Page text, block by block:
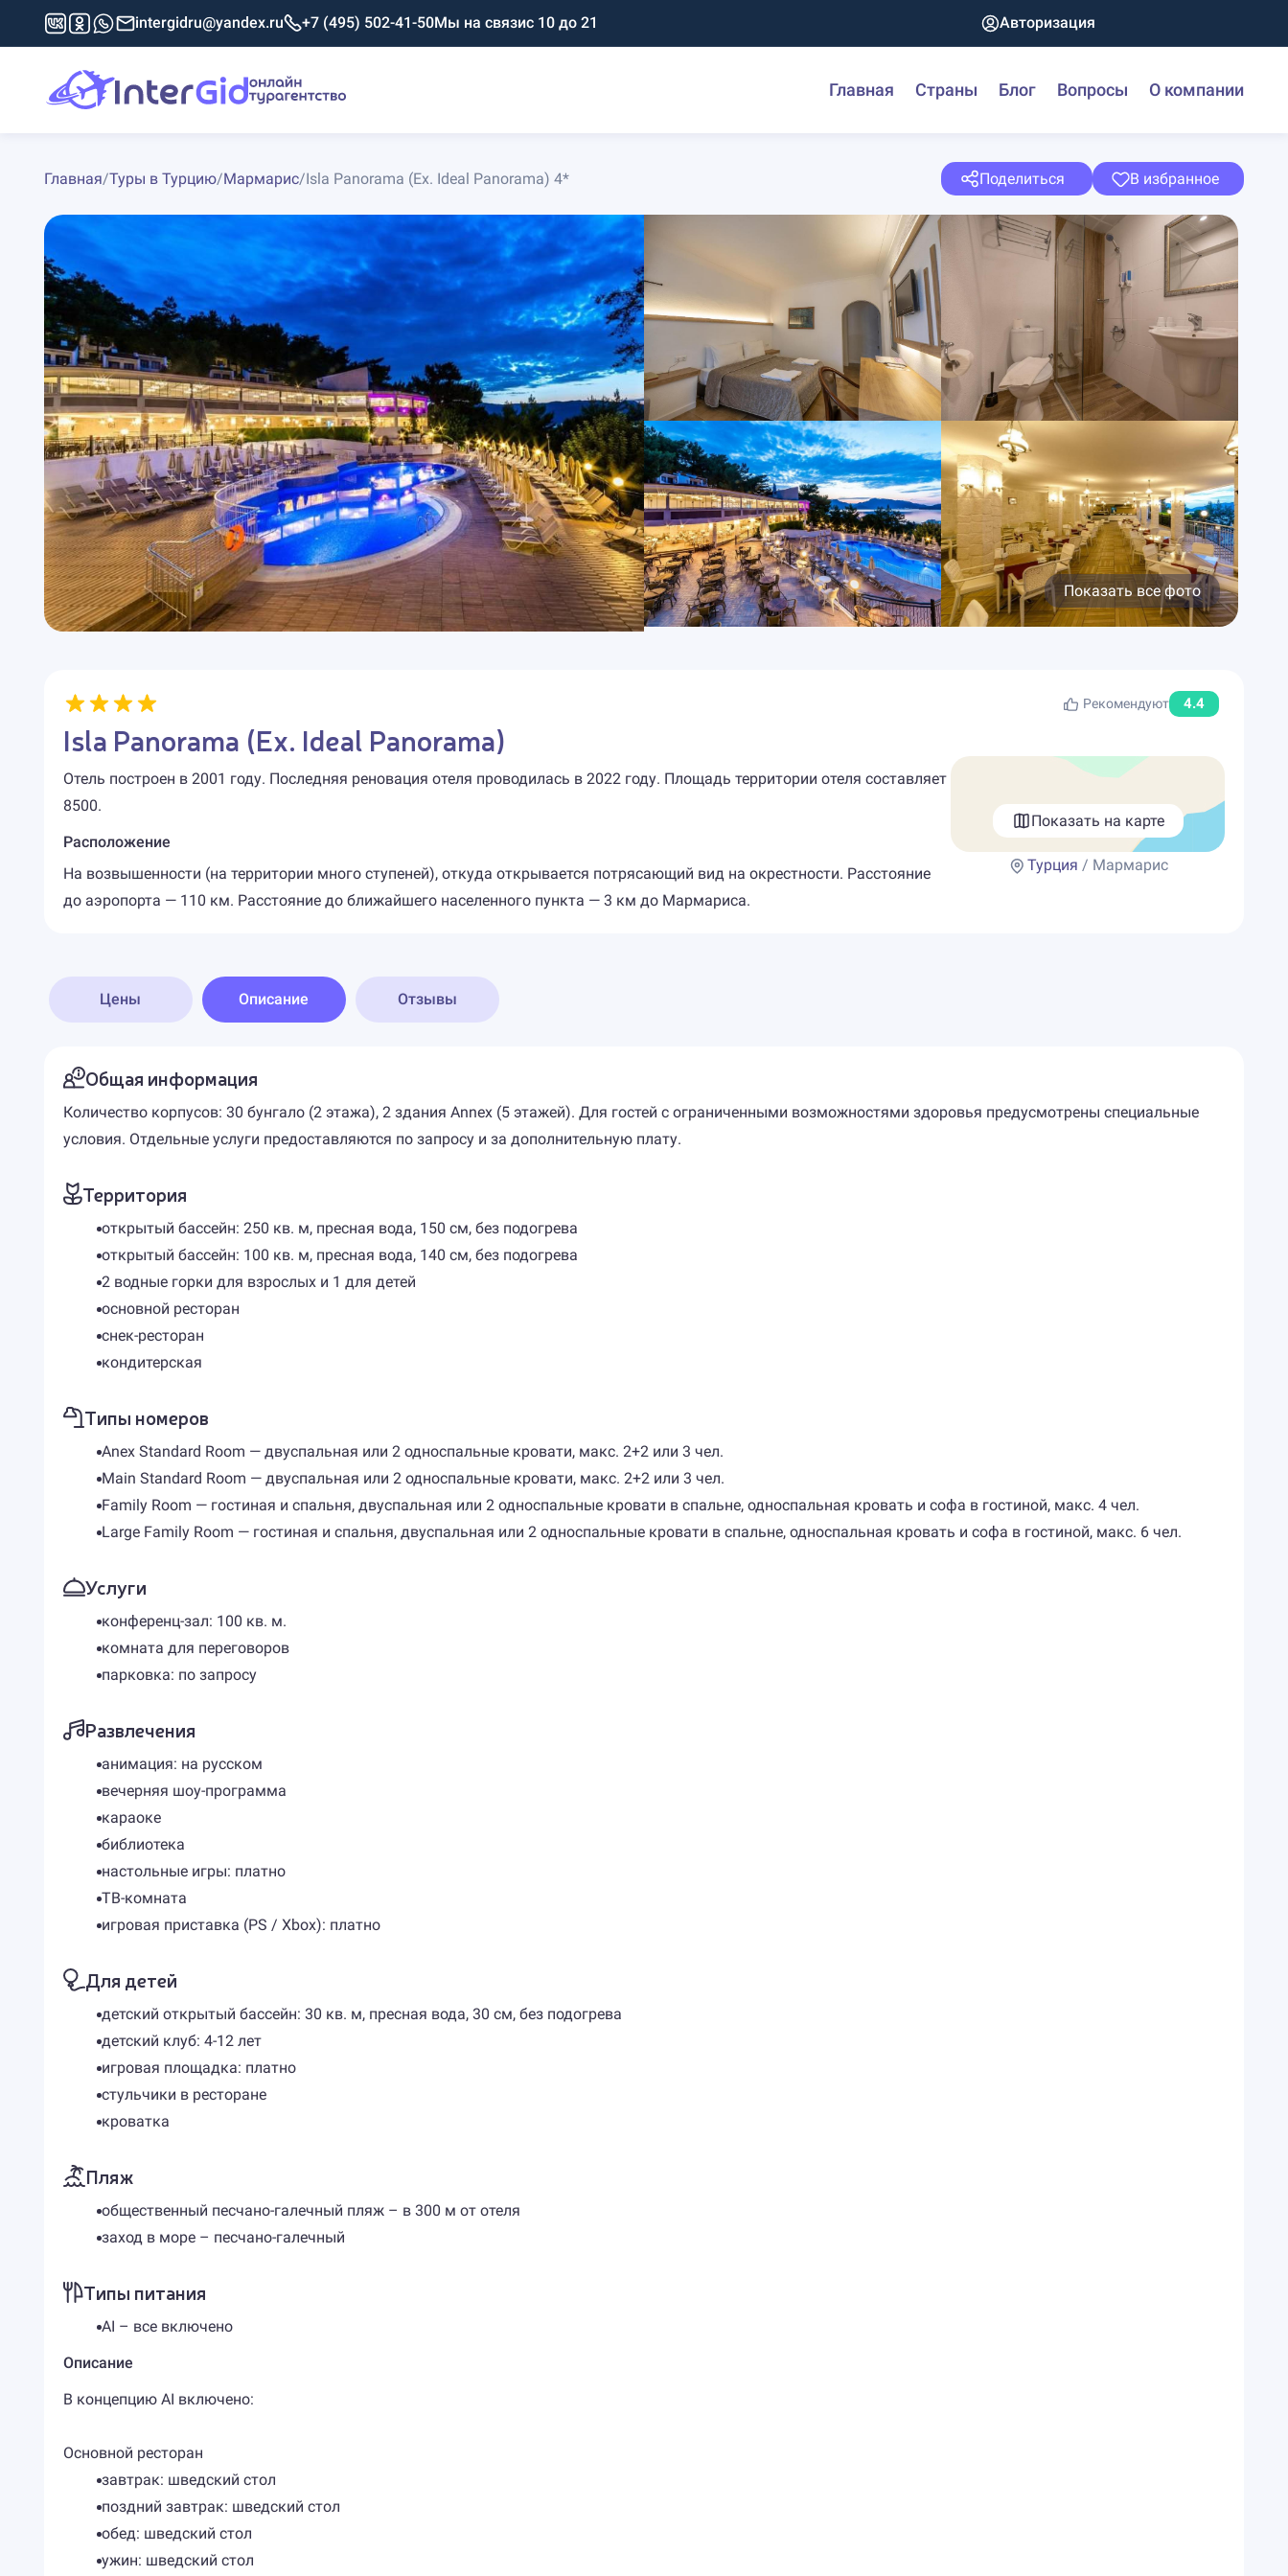
intergidru@yandex.ru +7 (495) 502-41-50Мы на связис 10 до 21 Авторизация
Главная Страны Блог Вопросы О компании
Главная/Туры в Турцию/Мармарис/Isla Panorama (Ex. Ideal Panorama) 4* Поделиться В избранное
Показать все фото
Рекомендуют 4.4
Isla Panorama (Ex. Ideal Panorama)
Отель построен в 2001 году. Последняя реновация отеля проводилась в 2022 году. Площадь территории отеля составляет
8500.
Расположение
На возвышенности (на территории много ступеней), откуда открывается потрясающий вид на окрестности. Расстояние
до аэропорта — 110 км. Расстояние до ближайшего населенного пункта — 3 км до Мармариса.
Показать на карте
Турция / Мармарис
Цены Описание Отзывы
Общая информация
Количество корпусов: 30 бунгало (2 этажа), 2 здания Annex (5 этажей). Для гостей с ограниченными возможностями здоровья предусмотрены специальные
условия. Отдельные услуги предоставляются по запросу и за дополнительную плату.
Территория
открытый бассейн: 250 кв. м, пресная вода, 150 см, без подогрева
открытый бассейн: 100 кв. м, пресная вода, 140 см, без подогрева
2 водные горки для взрослых и 1 для детей
основной ресторан
снек-ресторан
кондитерская
Типы номеров
Anex Standard Room — двуспальная или 2 односпальные кровати, макс. 2+2 или 3 чел.
Main Standard Room — двуспальная или 2 односпальные кровати, макс. 2+2 или 3 чел.
Family Room — гостиная и спальня, двуспальная или 2 односпальные кровати в спальне, односпальная кровать и софа в гостиной, макс. 4 чел.
Large Family Room — гостиная и спальня, двуспальная или 2 односпальные кровати в спальне, односпальная кровать и софа в гостиной, макс. 6 чел.
Услуги
конференц-зал: 100 кв. м.
комната для переговоров
парковка: по запросу
Развлечения
анимация: на русском
вечерняя шоу-программа
караоке
библиотека
настольные игры: платно
ТВ-комната
игровая приставка (PS / Xbox): платно
Для детей
детский открытый бассейн: 30 кв. м, пресная вода, 30 см, без подогрева
детский клуб: 4-12 лет
игровая площадка: платно
стульчики в ресторане
кроватка
Пляж
общественный песчано-галечный пляж – в 300 м от отеля
заход в море – песчано-галечный
Типы питания
AI – все включено
Описание
В концепцию AI включено:
Основной ресторан
завтрак: шведский стол
поздний завтрак: шведский стол
обед: шведский стол
ужин: шведский стол